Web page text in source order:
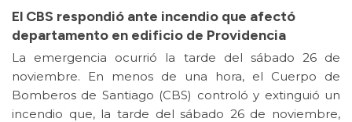
El CBS respondió ante incendio que afectó
departamento en edificio de Providencia
La emergencia ocurrió la tarde del sábado 26 de
noviembre. En menos de una hora, el Cuerpo de
Bomberos de Santiago (CBS) controló y extinguió un
incendio que, la tarde del sábado 26 de noviembre,